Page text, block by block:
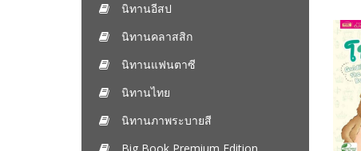
นิทานอีสป
นิทานคลาสสิก
นิทานแฟนตาซี
นิทานไทย
นิทานภาพระบายสี